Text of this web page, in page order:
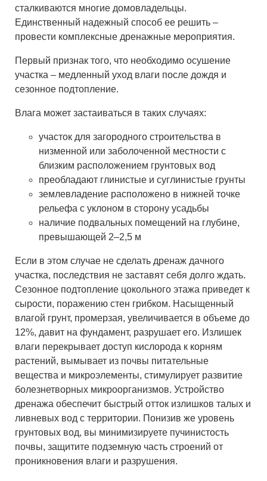
сталкиваются многие домовладельцы.
Единственный надежный способ ее решить –
провести комплексные дренажные мероприятия.
Первый признак того, что необходимо осушение
участка – медленный уход влаги после дождя и
сезонное подтопление.
Влага может застаиваться в таких случаях:
участок для загородного строительства в
низменной или заболоченной местности с
близким расположением грунтовых вод
преобладают глинистые и суглинистые грунты
землевладение расположено в нижней точке
рельефа с уклоном в сторону усадьбы
наличие подвальных помещений на глубине,
превышающей 2–2,5 м
Если в этом случае не сделать дренаж дачного
участка, последствия не заставят себя долго ждать.
Сезонное подтопление цокольного этажа приведет к
сырости, поражению стен грибком. Насыщенный
влагой грунт, промерзая, увеличивается в объеме до
12%, давит на фундамент, разрушает его. Излишек
влаги перекрывает доступ кислорода к корням
растений, вымывает из почвы питательные
вещества и микроэлементы, стимулирует развитие
болезнетворных микроорганизмов. Устройство
дренажа обеспечит быстрый отток излишков талых и
ливневых вод с территории. Понизив же уровень
грунтовых вод, вы минимизируете пучинистость
почвы, защитите подземную часть строений от
проникновения влаги и разрушения.